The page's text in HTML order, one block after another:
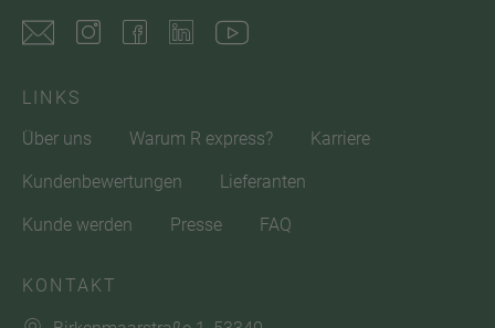
LINKS
Über uns
Warum R express? Karriere
Kundenbewertungen Lieferanten
Kunde werden Presse FAQ
KONTAKT